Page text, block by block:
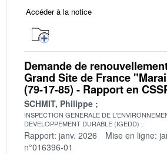
Accéder à la notice
Demande de
Grand Site de France
(79-17-85) - Rapport en
SCHMIT, Philippe
INSPECTION GENERALE DE
DEVELOPPEMENT DURABLE (IGEDD)
Rapport: janv. 2026 Mise en ligne:
n°016396-01